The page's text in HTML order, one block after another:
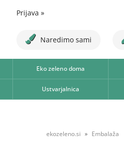
Prijava »
Naredimo sami
Eko zeleno doma
Ustvarjalnica
ekozeleno.si Embalaža